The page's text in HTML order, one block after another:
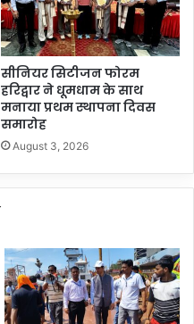
सीनियर सिटीजन फोरम
हरिद्वार ने धूमधाम के साथ
मनाया प्रथम स्थापना दिवस
समारोह
August 3, 2026